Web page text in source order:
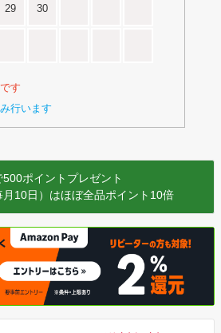
29 30
す
行います
ポイントプレゼント
月10日）はほぼ全品ポイント10倍